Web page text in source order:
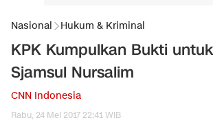
Nasional Hukum & Kriminal
KPK Kumpulkan Bukti
Sjamsul Nursalim
CNN Indonesia
Rabu, 24 Mei 2017 22:41 WIB